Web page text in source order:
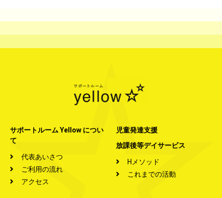
サポートルーム Yellow につい
て
代表あいさつ
ご利用の流れ
アクセス
児童発達支援
放課後等デイサービス
Hメソッド
これまでの活動